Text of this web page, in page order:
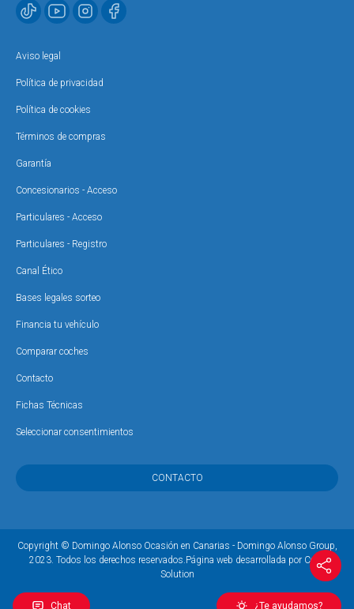
Chat ¿Te ayudamos?
Aviso legal
Política de privacidad
Política de cookies
Términos de compras
Garantía
Concesionarios - Acceso
Particulares - Acceso
Particulares - Registro
Canal Ético
Bases legales sorteo
Financia tu vehículo
Comparar coches
Contacto
Fichas Técnicas
Seleccionar consentimientos
CONTACTO
Copyright © Domingo Alonso Ocasión en Canarias - Domingo Alonso Group,
2023. Todos los derechos reservados.Página web desarrollada por Coco
Solution